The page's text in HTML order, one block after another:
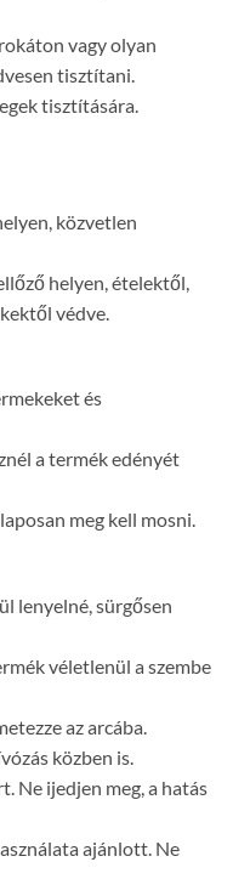
vagy olyan
tisztítani.
tisztítására.
közvetlen
helyen, ételektől,
védve.
és
a termék edényét
meg kell mosni.
lenyelné, sürgősen
véletlenül a szembe
az arcába.
közben is.
Ne ijedjen meg, a hatás
ajánlott. Ne